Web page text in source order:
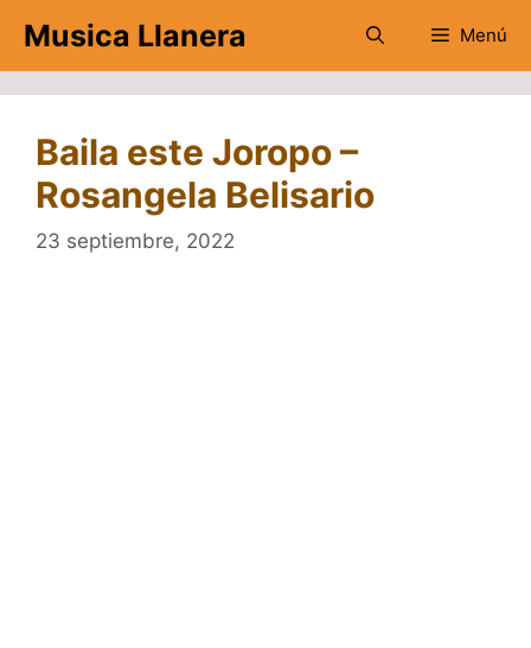
contenido
Musica Llanera Menú
Baila este Joropo –
Rosangela Belisario
23 septiembre, 2022